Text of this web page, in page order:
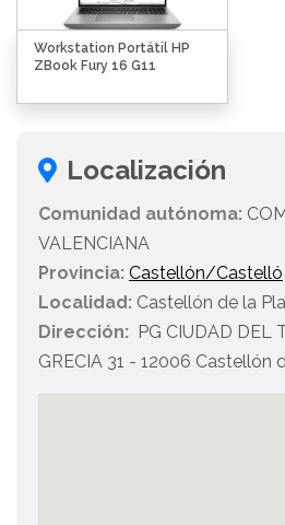
Workstation Portátil HP
ZBook Fury 16 G11
Localización
Comunidad autónoma:
VALENCIANA
Provincia: Castellón/Castelló
Localidad: Castellón de la
Dirección: PG CIUDAD DEL
GRECIA 31 - 12006 Castellón